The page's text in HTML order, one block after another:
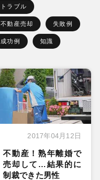
トラブル
不動産売却 失敗例
成功例 知識
2017年04月12日
不動産！熟年離婚で
売却して…結果的に
制裁できた男性